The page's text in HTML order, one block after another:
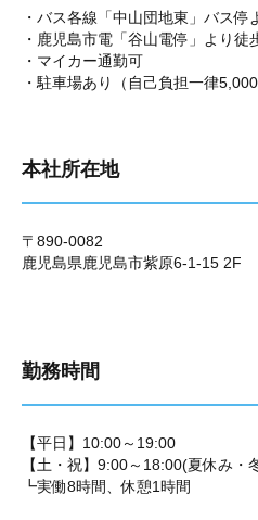
・バス各線「中山団地東」バス停
・鹿児島市電「谷山電停」より徒
・マイカー通勤可
・駐車場あり（自己負担一律5,000
本社所在地
〒890-0082
鹿児島県鹿児島市紫原6-1-15 2F
勤務時間
【平日】10:00～19:00
【土・祝】9:00～18:00(夏休み・
┗実働8時間、休憩1時間